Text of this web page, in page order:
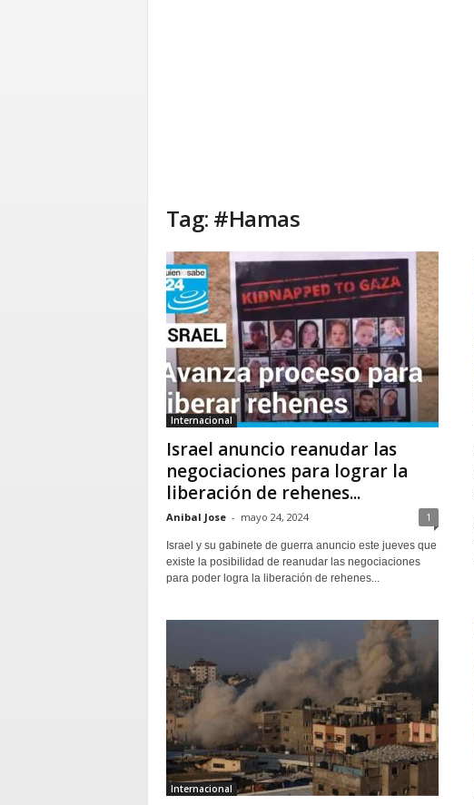
Tag: #Hamas
Internacional
Israel anuncio reanudar las
negociaciones para lograr la
liberación de rehenes...
Anibal Jose - mayo 24, 2024 1
Israel y su gabinete de guerra anuncio este jueves que
existe la posibilidad de reanudar las negociaciones
para poder logra la liberación de rehenes...
Internacional